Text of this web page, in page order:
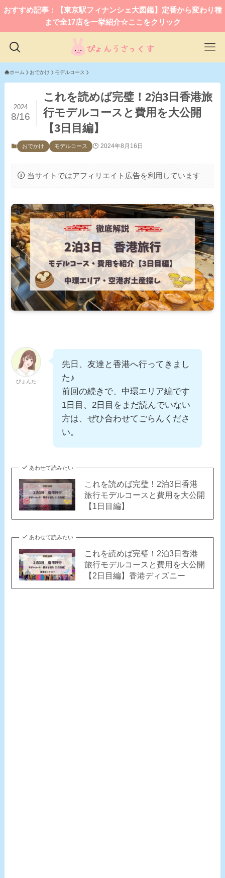
おすすめ記事：【東京駅フィナンシェ大図鑑】定番から変わり種
まで全17店を一挙紹介☆ここをクリック
ホーム おでかけ モデルコース
これを読めば完璧！2泊3日香港旅
行モデルコースと費用を大公開
【3日目編】
2024
8/16
おでかけ モデルコース 2024年8月16日
当サイトではアフィリエイト広告を利用しています
ぴょんた
先日、友達と香港へ行ってきまし
た♪
前回の続きで、中環エリア編です
1日目、2日目をまだ読んでいない
方は、ぜひ合わせてごらんくださ
い。
あわせて読みたい
これを読めば完璧！2泊3日香港
旅行モデルコースと費用を大公開
【1日目編】
あわせて読みたい
これを読めば完璧！2泊3日香港
旅行モデルコースと費用を大公開
【2日目編】香港ディズニー